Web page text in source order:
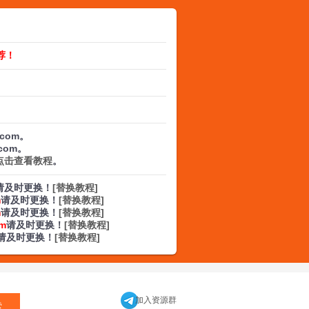
！
。
。
击查看教程。
及时更换！ [替换教程]
请及时更换！ [替换教程]
请及时更换！ [替换教程]
请及时更换！ [替换教程]
及时更换！ [替换教程]
加入资源群